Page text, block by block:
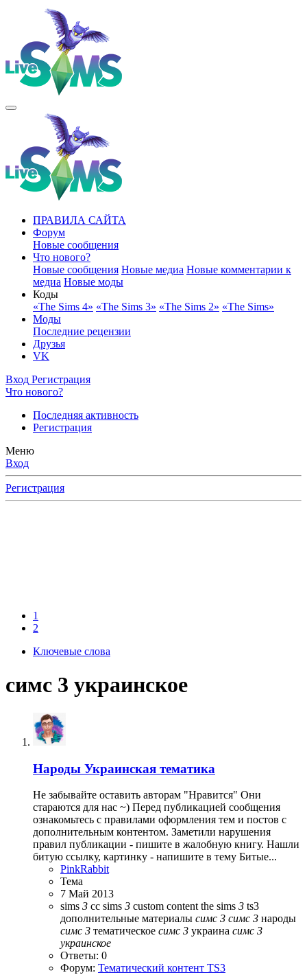
ПРАВИЛА САЙТА
Форум
Новые сообщения
Что нового?
Новые сообщения Новые медиа Новые комментарии к
медиа Новые моды
Коды
«The Sims 4» «The Sims 3» «The Sims 2» «The Sims»
Моды
Последние рецензии
Друзья
VK
Вход Регистрация
Что нового?
Последняя активность
Регистрация
Меню
Вход
Регистрация
1
2
Ключевые слова
симс 3 украинское
Народы Украинская тематика
Не забывайте оставить авторам "Нравится" Они
стараются для нас ~) Перед публикацией сообщения
ознакомьтесь с правилами оформления тем и постов с
дополнительным контентом. Заметили нарушения
правил публикации - пишите в жалобную книгу. Нашли
битую ссылку, картинку - напишите в тему Битые...
PinkRabbit
Тема
7 Май 2013
sims 3 cc sims 3 custom content the sims 3 ts3
дополнительные материалы симс 3 симс 3 народы
симс 3 тематическое симс 3 украина симс 3
украинское
Ответы: 0
Форум: Тематический контент TS3